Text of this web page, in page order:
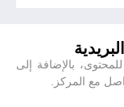
بالإضافة إلى
مع المركز.